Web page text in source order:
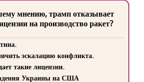
мнению, трамп отказывает
на производство ракет?
эскалацию конфликта.
такие лицензии.
Украины на США